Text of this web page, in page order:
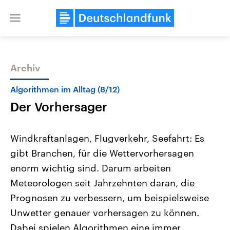
Close
Themen
Landtagswahl Sachsen-Anhalt
2026
Alle Informationen
Sachsen-Anhalt wählt am 6.
September 2026 einen neuen
Landtag. Seit 2021 wird das
Bundesland von einer Koalition aus
Aktuelle Beiträge,
Hintergründe
Wirtschaftlich und
gehören die Vereinigten
mit großem Einfluss auf
Archiv
Algorithmen im Alltag (8/12)
Der Vorhersager
Windkraftanlagen, Flugverkehr, Seefahrt: Es
gibt Branchen, für die Wettervorhersagen
enorm wichtig sind. Darum arbeiten
Meteorologen seit Jahrzehnten daran, die
Prognosen zu verbessern, um beispielsweise
Unwetter genauer vorhersagen zu können.
Dabei spielen Algorithmen eine immer